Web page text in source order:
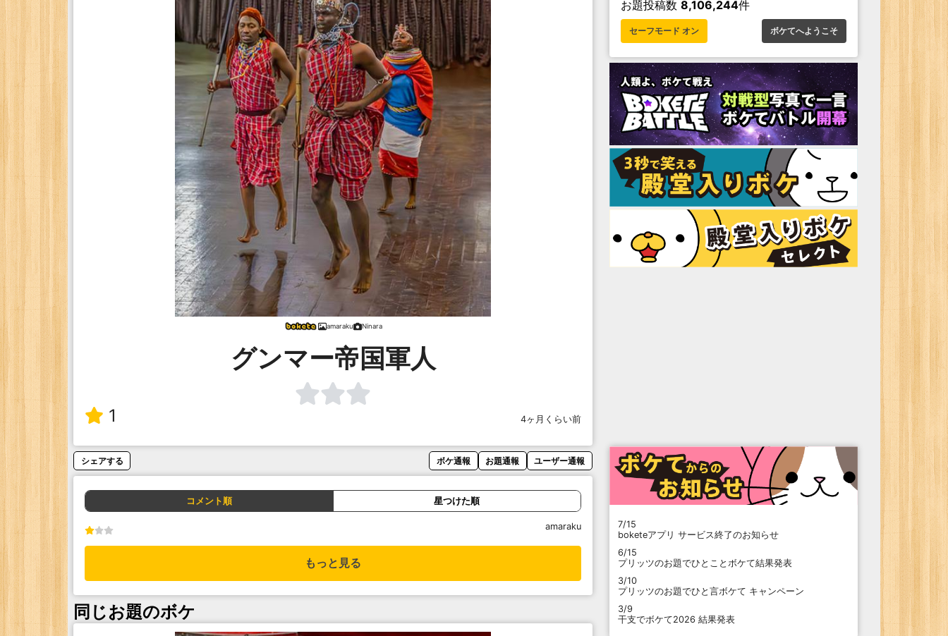
amaraku Ninara
グンマー帝国軍人
1 4ヶ月くらい前
シェアする ボケ通報 お題通報 ユーザー通報
コメント順 星つけた順
amaraku
もっと見る
同じお題のボケ
お題投稿数 8,106,244件
セーフモード オン ボケてへようこそ
7/15
boketeアプリ サービス終了のお知らせ
6/15
プリッツのお題でひとことボケて結果発表
3/10
プリッツのお題でひと言ボケて キャンペーン
3/9
干支でボケて2026 結果発表